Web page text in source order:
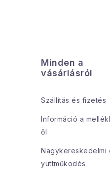
l
Minden a
vásárlásról
Szállítás és fizetés
Információ a
ől
Nagykereskedelmi
yüttműködés